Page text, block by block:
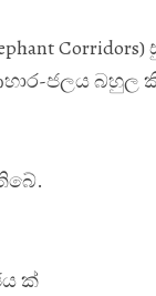
Corridors)
ජලය බහුල
ක්